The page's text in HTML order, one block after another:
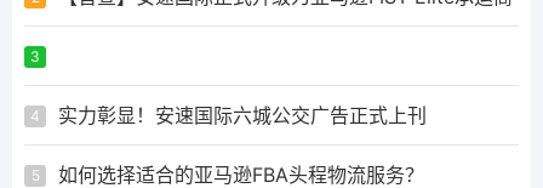
3
4 实力彰显！安速国际六城公交广告正式上刊
5 如何选择适合的亚马逊FBA头程物流服务？